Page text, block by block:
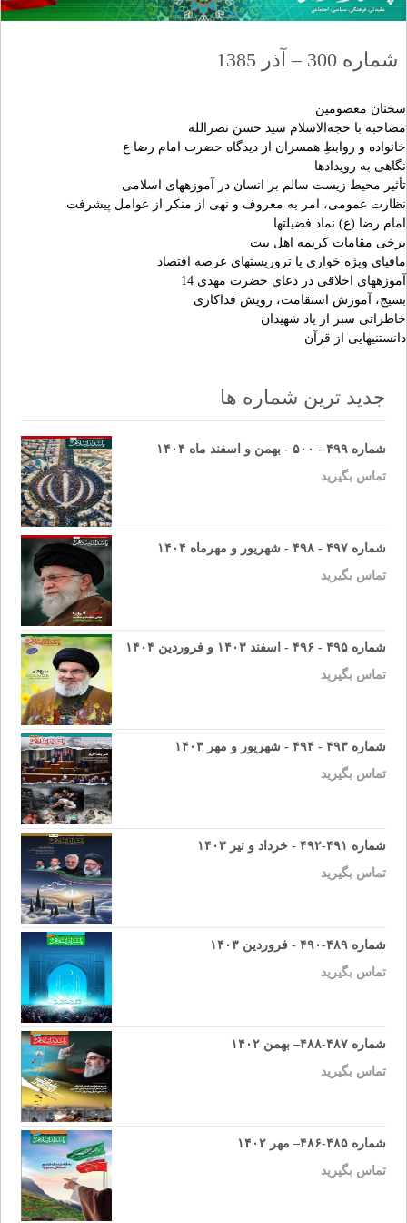
شماره 300 – آذر 1385
سخنان معصومين
مصاحبه با حجةالاسلام سيد حسن نصرالله‏
خانواده و روابطِ همسران از ديدگاه حضرت امام رضا ع
نگاهى به رويدادها
تأثير محيط زيست سالم بر انسان در آموزه‏هاى اسلامى‏
نظارت عمومى، امر به معروف و نهى از منكر از عوامل پيشرفت‏
امام رضا (ع) نماد فضيلت‏ها
برخى مقامات كريمه اهل بيت
مافياى ويژه خوارى يا تروريست‏هاى عرصه اقتصاد
آموزه‏هاى اخلاقى در دعاى حضرت مهدى 14
بسيج، آموزش استقامت، رويش فداكارى‏
خاطراتى سبز از ياد شهيدان
دانستنيهايى از قرآن‏
جدید ترین شماره ها
شماره ۴۹۹ - ۵۰۰ - بهمن و اسفند ماه ۱۴۰۴
تماس بگیرید
شماره ۴۹۷ - ۴۹۸ - شهریور و مهرماه ۱۴۰۴
تماس بگیرید
شماره ۴۹۵ - ۴۹۶ - اسفند ۱۴۰۳ و فروردین ۱۴۰۴
تماس بگیرید
شماره ۴۹۳ - ۴۹۴ - شهریور و مهر ۱۴۰۳
تماس بگیرید
شماره ۴۹۱-۴۹۲ - خرداد و تیر ۱۴۰۳
تماس بگیرید
شماره ۴۸۹-۴۹۰ - فروردین ۱۴۰۳
تماس بگیرید
شماره ۴۸۷-۴۸۸– بهمن ۱۴۰۲
تماس بگیرید
شماره ۴۸۵-۴۸۶– مهر ۱۴۰۲
تماس بگیرید